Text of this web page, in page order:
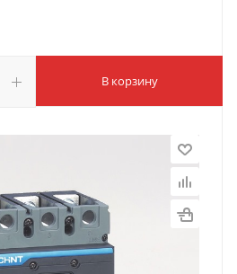
В корзину